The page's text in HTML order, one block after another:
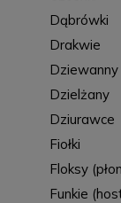
Dąbrówki
Drakwie
Dziewanny
Dzielżany
Dziurawce
Fiołki
Floksy
Funkie